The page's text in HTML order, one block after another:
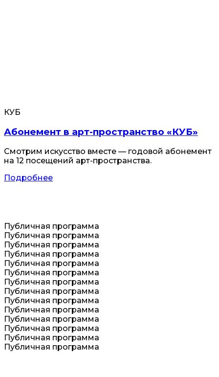
КУБ
Абонемент в арт-пространство «КУБ»
Смотрим искусство вместе — годовой абонемент
на 12 посещений арт-пространства.
Подробнее
Публичная программа
Публичная программа
Публичная программа
Публичная программа
Публичная программа
Публичная программа
Публичная программа
Публичная программа
Публичная программа
Публичная программа
Публичная программа
Публичная программа
Публичная программа
Публичная программа